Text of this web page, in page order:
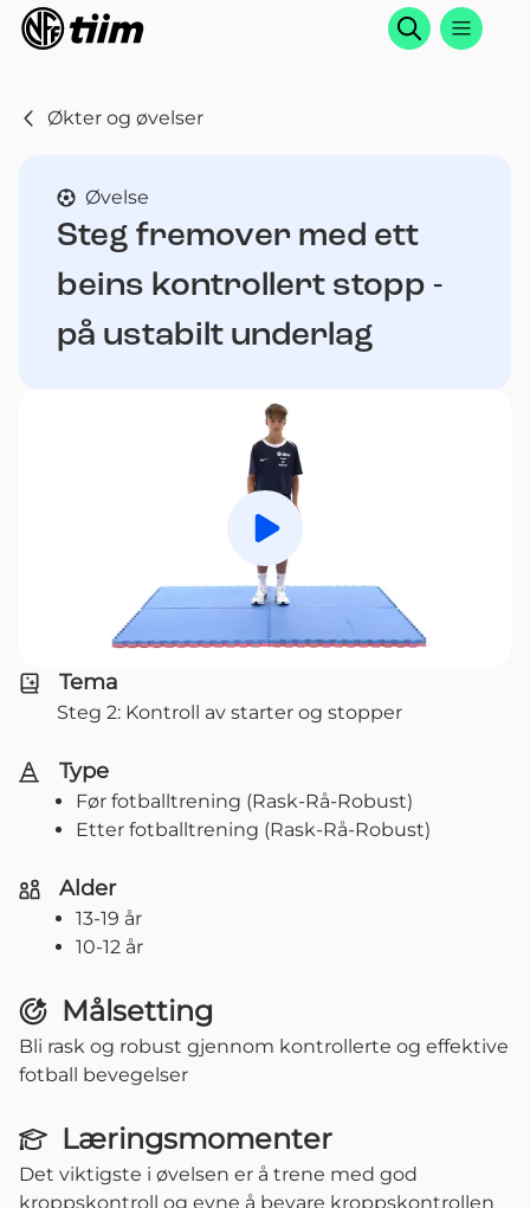
Søk
Økter og øvelser
Øvelse
Steg fremover med ett
beins kontrollert stopp -
på ustabilt underlag
Spill av
Tema
Steg 2: Kontroll av starter og stopper
Type
Før fotballtrening (Rask-Rå-Robust)
Etter fotballtrening (Rask-Rå-Robust)
Alder
13-19 år
10-12 år
Målsetting
Bli rask og robust gjennom kontrollerte og effektive
fotball bevegelser
Læringsmomenter
Det viktigste i øvelsen er å trene med god
kroppskontroll og evne å bevare kroppskontrollen